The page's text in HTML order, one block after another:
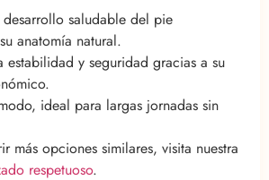
desarrollo saludable del pie
anatomía natural.
estabilidad y seguridad gracias a su
ideal para largas jornadas sin
más opciones similares, visita nuestra
respetuoso.